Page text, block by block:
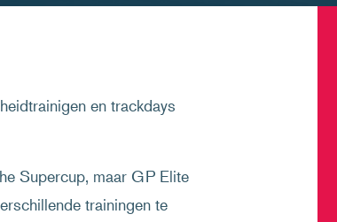
en trackdays
Supercup, maar GP Elite
trainingen te